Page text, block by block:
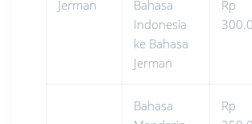
Jerman
Bahasa
Indonesia
ke Bahasa
Jerman
Rp
Bahasa
Rp